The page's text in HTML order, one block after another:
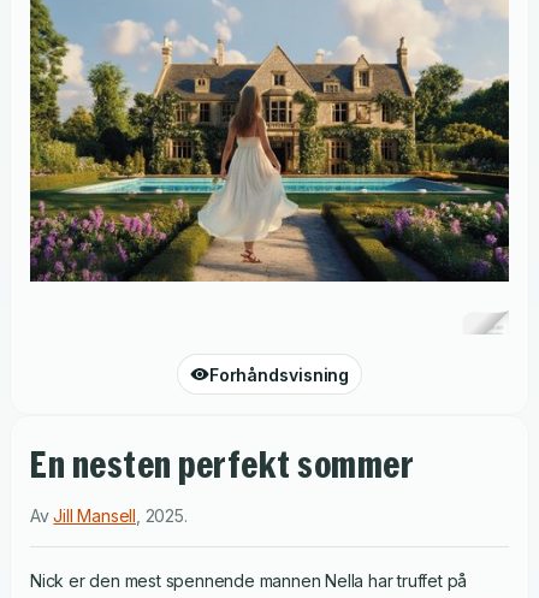
Forhåndsvisning
En nesten perfekt sommer
AvJill Mansell 2025.
Nick er den mest spennende mannen Nella har truffet på